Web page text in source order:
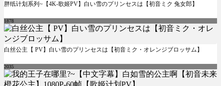
胖纸计划系列~【4K-歌姬PV】白い雪のプリンセスは【初音ミク 兔女郎】
1878
白丝公主【 PV】白い雪のプリンセスは【初音ミク・オレンジブロッサム】
2035